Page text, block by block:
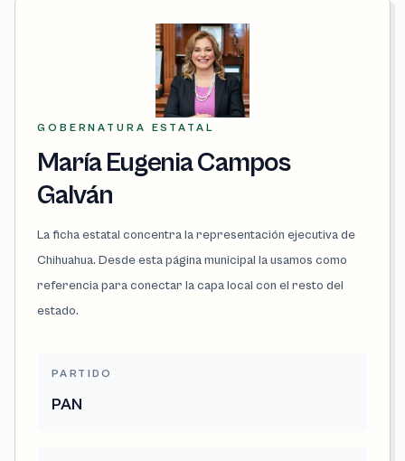
GOBERNATURA ESTATAL
María Eugenia Campos
Galván
La ficha estatal concentra la representación ejecutiva de
Chihuahua. Desde esta página municipal la usamos como
referencia para conectar la capa local con el resto del
estado.
PARTIDO
PAN